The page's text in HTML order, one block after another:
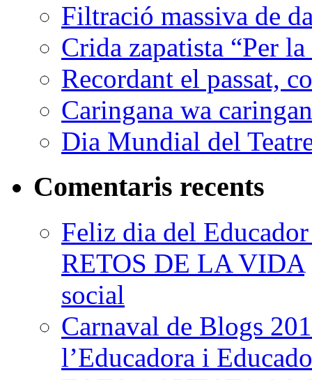
Filtració massiva de
Crida zapatista “Per
Recordant el passat,
Caringana wa
Dia Mundial del
Comentaris recents
Feliz dia del
RETOS DE LA VIDA
social
Carnaval de Blogs
l’Educadora i